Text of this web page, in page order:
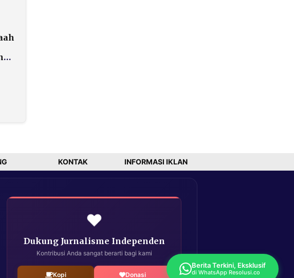
KONTAK INFORMASI IKLAN
❤️
Dukung Jurnalisme Independen
Kontribusi Anda sangat berarti bagi kami
Kopi Donasi
Berita Terkini, Eksklusif
di WhatsApp Resolusi.co